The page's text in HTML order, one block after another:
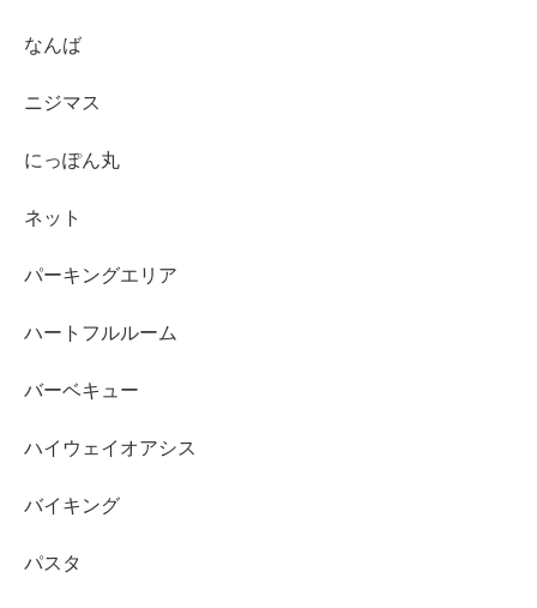
なんば
ニジマス
にっぽん丸
ネット
パーキングエリア
ハートフルルーム
バーベキュー
ハイウェイオアシス
バイキング
パスタ